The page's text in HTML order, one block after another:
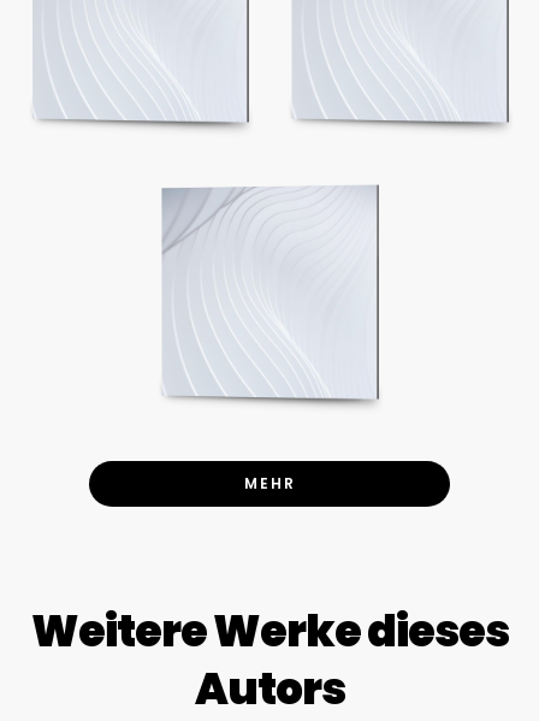
MEHR
Weitere Werke dieses
Autors